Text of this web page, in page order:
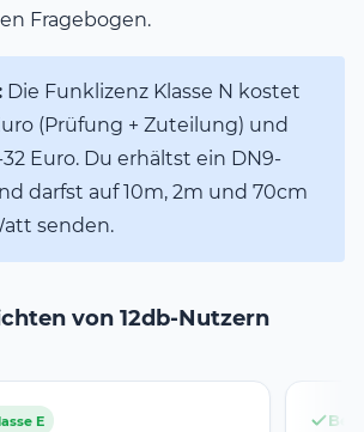
Fragebogen.
Die Funklizenz Klasse N kostet
(Prüfung + Zuteilung) und
32 Euro. Du erhältst ein DN9-
darfst auf 10m, 2m und 70cm
senden.
von 12db-Nutzern
E